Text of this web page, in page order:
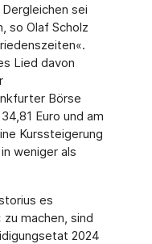
sei
so Olaf Scholz
Lied davon
Börse
Euro und am
Kurssteigerung
weniger als
es
machen, sind
2024